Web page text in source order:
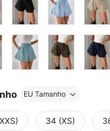
EU Tamanho
34 (XS)